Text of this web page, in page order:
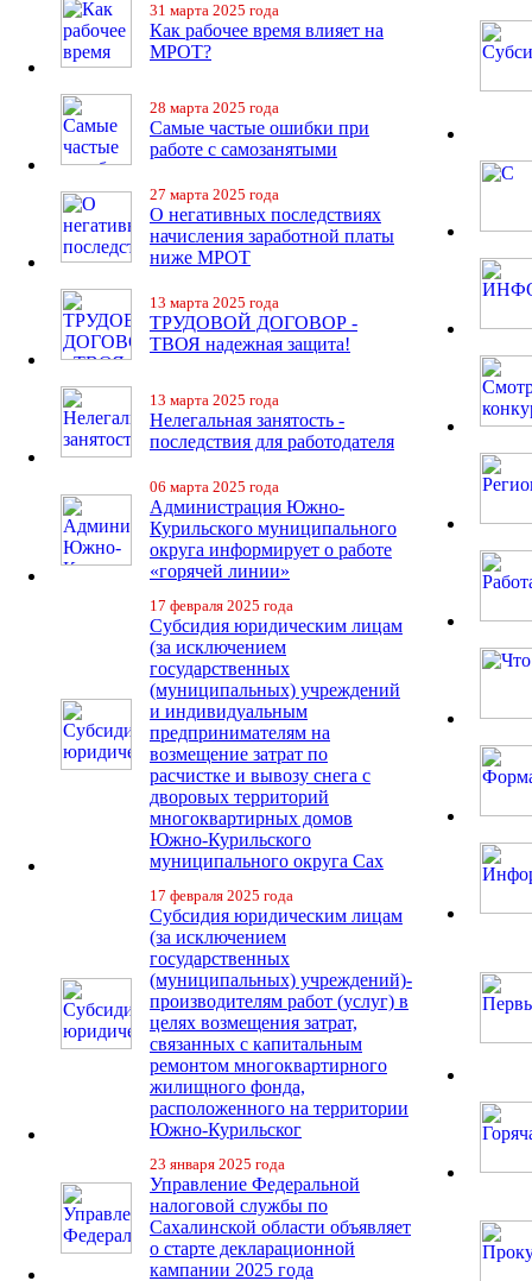
31 марта 2025 года
Как рабочее время влияет на
МРОТ?
28 марта 2025 года
Самые частые ошибки при
работе с самозанятыми
27 марта 2025 года
О негативных последствиях
начисления заработной платы
ниже МРОТ
13 марта 2025 года
ТРУДОВОЙ ДОГОВОР -
ТВОЯ надежная защита!
13 марта 2025 года
Нелегальная занятость -
последствия для работодателя
06 марта 2025 года
Администрация Южно-
Курильского муниципального
округа информирует о работе
«горячей линии»
17 февраля 2025 года
Субсидия юридическим лицам
(за исключением
государственных
(муниципальных) учреждений
и индивидуальным
предпринимателям на
возмещение затрат по
расчистке и вывозу снега с
дворовых территорий
многоквартирных домов
Южно-Курильского
муниципального округа Сах
17 февраля 2025 года
Субсидия юридическим лицам
(за исключением
государственных
(муниципальных) учреждений)-
производителям работ (услуг) в
целях возмещения затрат,
связанных с капитальным
ремонтом многоквартирного
жилищного фонда,
расположенного на территории
Южно-Курильског
23 января 2025 года
Управление Федеральной
налоговой службы по
Сахалинской области объявляет
о старте декларационной
кампании 2025 года